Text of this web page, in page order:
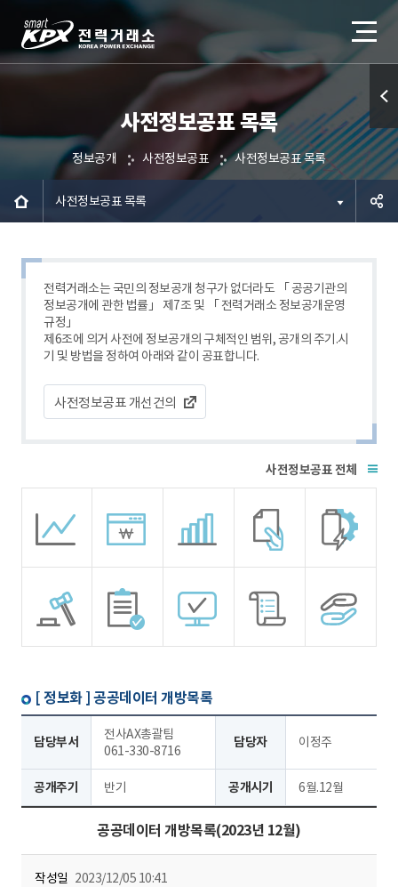
사전정보공표 목록
정보공개 사전정보공표 사전정보공표 목록
사전정보공표 목록
전력거래소는 국민의 정보공개 청구가 없더라도 「 공공기관의
정보공개에 관한 법률」 제7조 및 「 전력거래소 정보공개운영
규정」
제6조에 의거 사전에 정보공개의 구체적인 범위, 공개의 주기.시
기 및 방법을 정하여 아래와 같이 공표합니다.
사전정보공표 개선건의
전체
[ 정보화 ] 공공데이터 개방목록
담당부서
전사AX총괄팀
061-330-8716
담당자 이정주
공개주기 반기 공개시기 6월.12월
공공데이터 개방목록(2023년 12월)
작성일 2023/12/05 10:41
퀵메
뉴 열
기